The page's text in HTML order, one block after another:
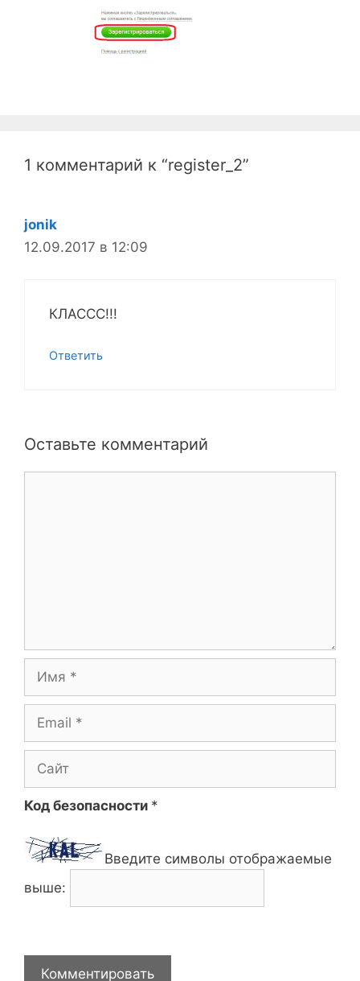
1 комментарий к “register_2”
jonik
12.09.2017 в 12:09
КЛАССС!!!
Ответить
Оставьте комментарий
Имя
Email
Сайт
Код безопасности *
Введите символы отображаемые
выше: